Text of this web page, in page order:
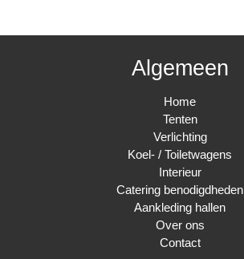
Algemeen
Home
Tenten
Verlichting
Koel- / Toiletwagens
Interieur
Catering benodigdheden
Aankleding hallen
Over ons
Contact